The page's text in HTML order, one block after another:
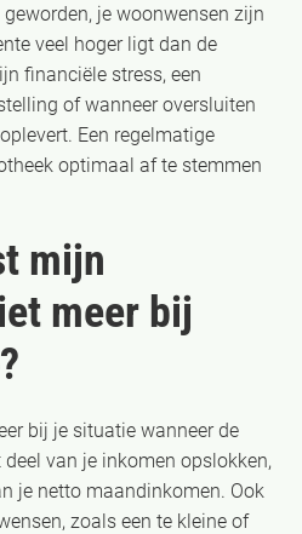
je woonwensen zijn
veel hoger ligt dan de
financiële stress, een
of wanneer oversluiten
Een regelmatige
optimaal af te stemmen
mijn
meer bij
bij je situatie wanneer de
van je inkomen opslokken,
je netto maandinkomen. Ook
zoals een te kleine of